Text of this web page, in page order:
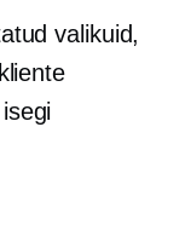
valikuid,